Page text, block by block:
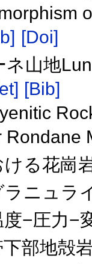
[Doi]
山地
[Bib]
Rondane
ける花崗
ラニュラ
度−圧力−
部地殻